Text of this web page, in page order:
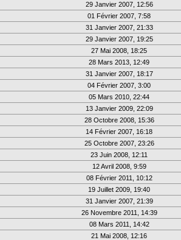
29 Janvier 2007, 12:56
01 Février 2007, 7:58
31 Janvier 2007, 21:33
29 Janvier 2007, 19:25
27 Mai 2008, 18:25
28 Mars 2013, 12:49
31 Janvier 2007, 18:17
04 Février 2007, 3:00
05 Mars 2010, 22:44
13 Janvier 2009, 22:09
28 Octobre 2008, 15:36
14 Février 2007, 16:18
25 Octobre 2007, 23:26
23 Juin 2008, 12:11
12 Avril 2008, 9:59
08 Février 2011, 10:12
19 Juillet 2009, 19:40
31 Janvier 2007, 21:39
26 Novembre 2011, 14:39
08 Mars 2011, 14:42
21 Mai 2008, 12:16